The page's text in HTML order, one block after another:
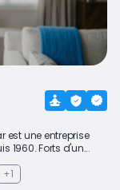
est une entreprise
1960. Forts d'un...
+1